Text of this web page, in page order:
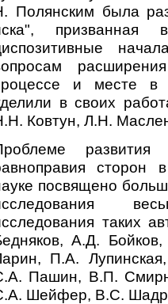
Полянским была
призванная
и месте в
в своих
Ковтун, Л.Н.
развития
сторон
посвящено
таких
А.Д.
П.А.
Пашин, В.П.
Шейфер, В.С.